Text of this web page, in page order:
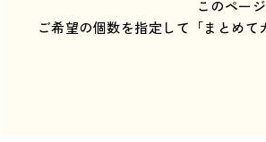
このペー
ご希望の個数を指定して「まとめ